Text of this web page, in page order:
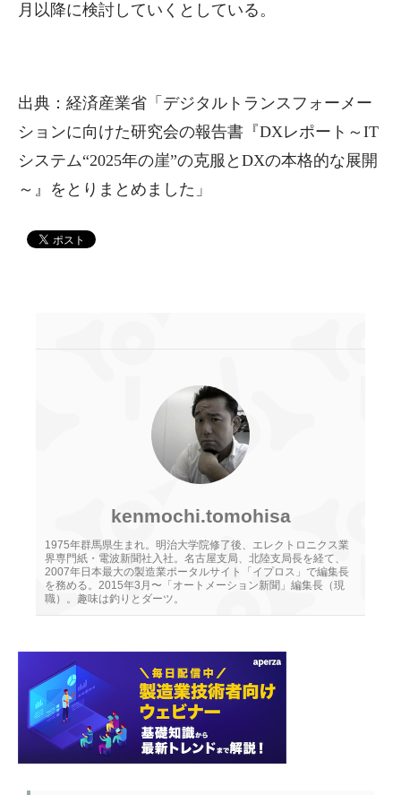
月以降に検討していくとしている。
出典：経済産業省「デジタルトランスフォーメー
ションに向けた研究会の報告書『DXレポート～IT
システム“2025年の崖”の克服とDXの本格的な展開
～』をとりまとめました」
kenmochi.tomohisa
1975年群馬県生まれ。明治大学院修了後、エレクトロニクス業
界専門紙・電波新聞社入社。名古屋支局、北陸支局長を経て、
2007年日本最大の製造業ポータルサイト「イプロス」で編集長
を務める。2015年3月〜「オートメーション新聞」編集長（現
職）。趣味は釣りとダーツ。